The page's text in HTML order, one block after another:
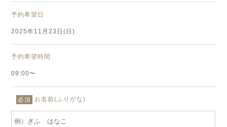
予約希望日
2025年11月23日(日)
予約希望時間
09:00〜
必須 お名前(ふりがな)